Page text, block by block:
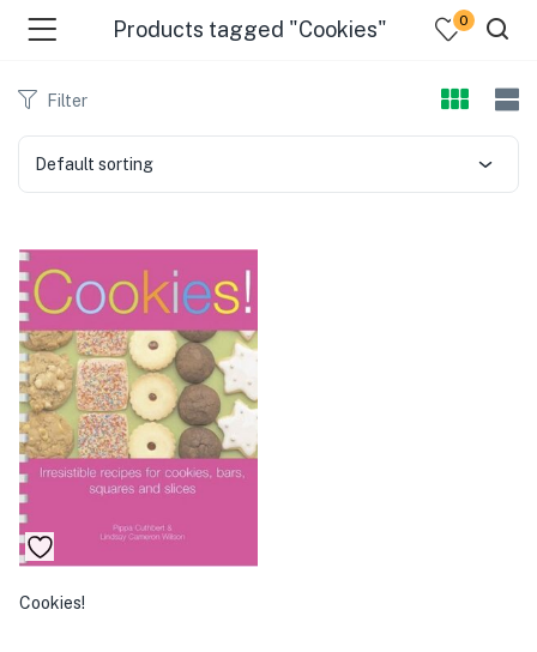
Products tagged "Cookies" 0
Filter
Default sorting
Cookies!